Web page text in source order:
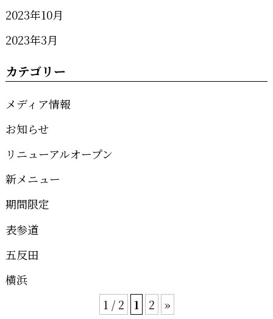
2023年10月
2023年3月
カテゴリー
メディア情報
お知らせ
リニューアルオープン
新メニュー
期間限定
表参道
五反田
横浜
1 / 2
1 2 »